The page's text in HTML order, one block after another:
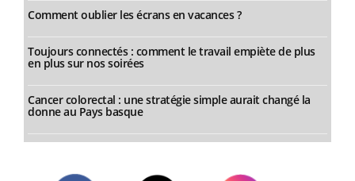
Comment oublier les écrans en vacances ?
Toujours connectés : comment le travail empiète de plus
en plus sur nos soirées
Cancer colorectal : une stratégie simple aurait changé la
donne au Pays basque